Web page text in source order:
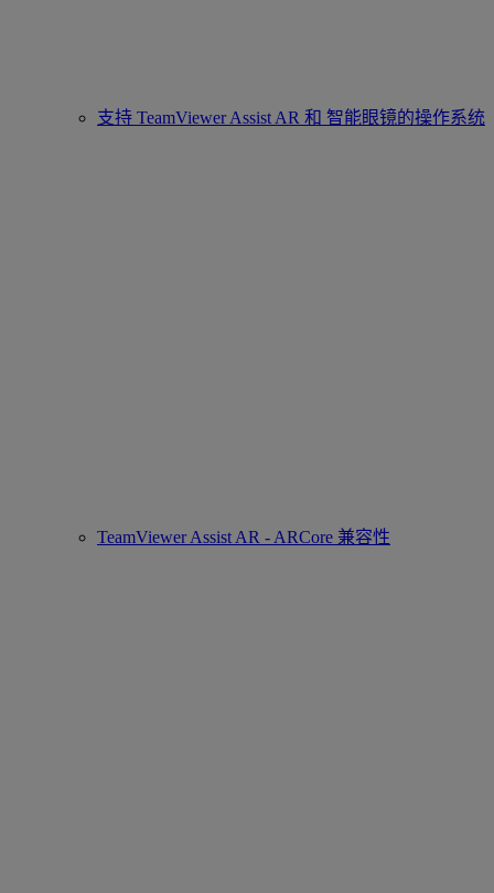
支持 TeamViewer Assist AR 和 智能眼镜的操作系统
TeamViewer Assist AR - ARCore 兼容性